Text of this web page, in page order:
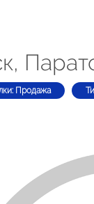
Продажа